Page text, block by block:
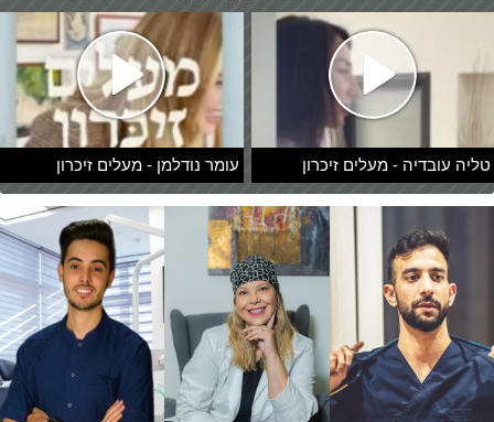
טליה עובדיה - מעלים זיכרון עומר נודלמן - מעלים זיכרון